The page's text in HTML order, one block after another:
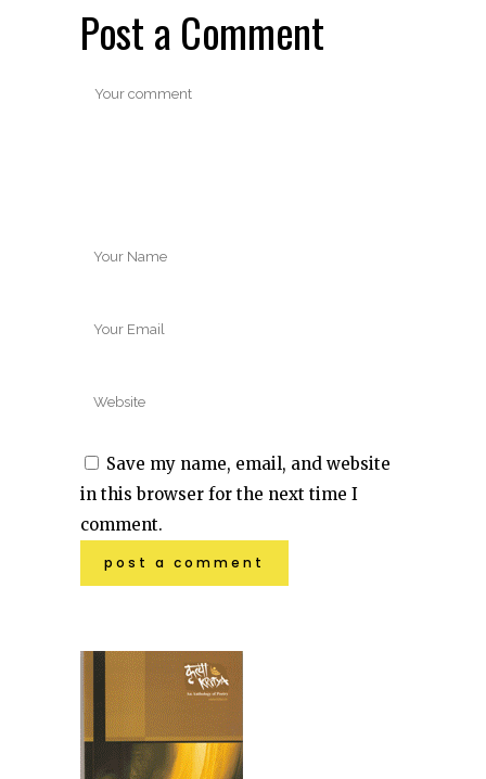
Post a Comment
Save my name, email, and website
in this browser for the next time I
comment.